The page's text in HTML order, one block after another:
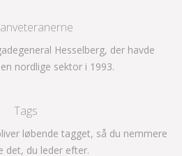
Hesselberg, der havde
nordlige sektor i 1993.
Tags
løbende tagget, så du nemmere
det, du leder efter.